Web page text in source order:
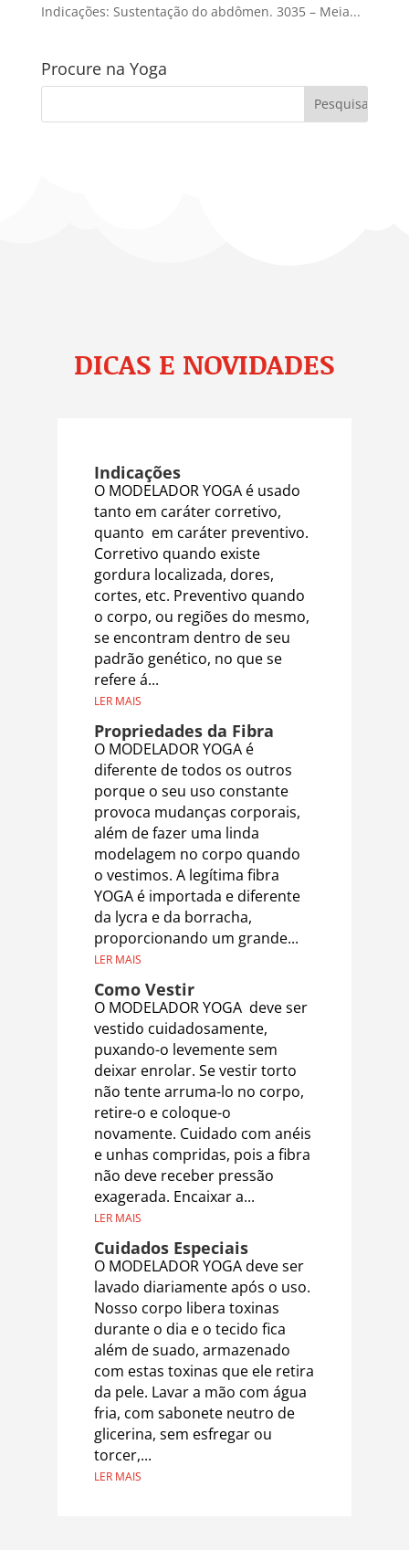
Indicações: Sustentação do abdômen. 3035 – Meia...
Procure na Yoga
DICAS E NOVIDADES
Indicações
O MODELADOR YOGA é usado
tanto em caráter corretivo,
quanto em caráter preventivo.
Corretivo quando existe
gordura localizada, dores,
cortes, etc. Preventivo quando
o corpo, ou regiões do mesmo,
se encontram dentro de seu
padrão genético, no que se
refere á...
LER MAIS
Propriedades da Fibra
O MODELADOR YOGA é
diferente de todos os outros
porque o seu uso constante
provoca mudanças corporais,
além de fazer uma linda
modelagem no corpo quando
o vestimos. A legítima fibra
YOGA é importada e diferente
da lycra e da borracha,
proporcionando um grande...
LER MAIS
Como Vestir
O MODELADOR YOGA deve ser
vestido cuidadosamente,
puxando-o levemente sem
deixar enrolar. Se vestir torto
não tente arruma-lo no corpo,
retire-o e coloque-o
novamente. Cuidado com anéis
e unhas compridas, pois a fibra
não deve receber pressão
exagerada. Encaixar a...
LER MAIS
Cuidados Especiais
O MODELADOR YOGA deve ser
lavado diariamente após o uso.
Nosso corpo libera toxinas
durante o dia e o tecido fica
além de suado, armazenado
com estas toxinas que ele retira
da pele. Lavar a mão com água
fria, com sabonete neutro de
glicerina, sem esfregar ou
torcer,...
LER MAIS